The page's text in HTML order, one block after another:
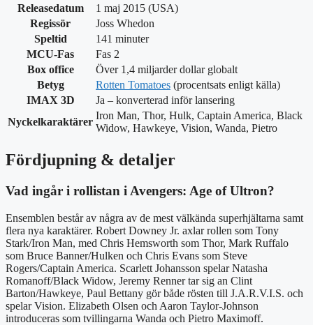
Releasedatum
1 maj 2015 (USA)
Regissör
Joss Whedon
Speltid
141 minuter
MCU-Fas
Fas 2
Box office
Över 1,4 miljarder dollar globalt
Betyg
Rotten Tomatoes (procentsats enligt källa)
IMAX 3D
Ja – konverterad inför lansering
Nyckelkaraktärer
Iron Man, Thor, Hulk, Captain America, Black
Widow, Hawkeye, Vision, Wanda, Pietro
Fördjupning & detaljer
Vad ingår i rollistan i Avengers: Age of Ultron?
Ensemblen består av några av de mest välkända superhjältarna samt
flera nya karaktärer. Robert Downey Jr. axlar rollen som Tony
Stark/Iron Man, med Chris Hemsworth som Thor, Mark Ruffalo
som Bruce Banner/Hulken och Chris Evans som Steve
Rogers/Captain America. Scarlett Johansson spelar Natasha
Romanoff/Black Widow, Jeremy Renner tar sig an Clint
Barton/Hawkeye, Paul Bettany gör både rösten till J.A.R.V.I.S. och
spelar Vision. Elizabeth Olsen och Aaron Taylor-Johnson
introduceras som tvillingarna Wanda och Pietro Maximoff.